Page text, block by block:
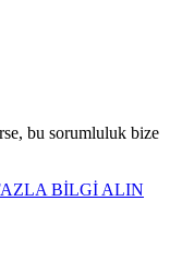
bu sorumluluk bize
BİLGİ ALIN